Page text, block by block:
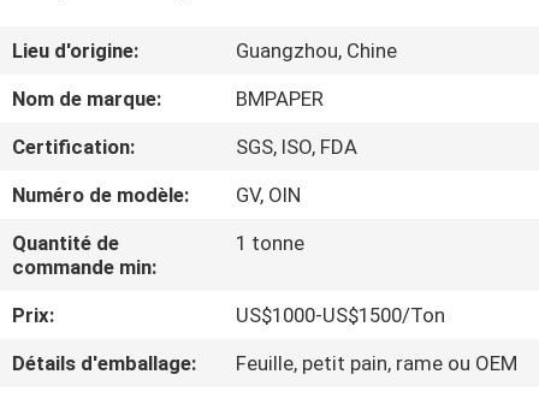
À
PROPOS
NOUS
DE
L'USINE
Lieu d'origine:
Guangzhou, Chine
Nom de marque:
BMPAPER
Certification:
SGS, ISO, FDA
Numéro de modèle:
GV, OIN
Quantité de
commande min:
1 tonne
Prix:
US$1000-US$1500/Ton
Détails d'emballage:
Feuille, petit pain, rame ou OEM